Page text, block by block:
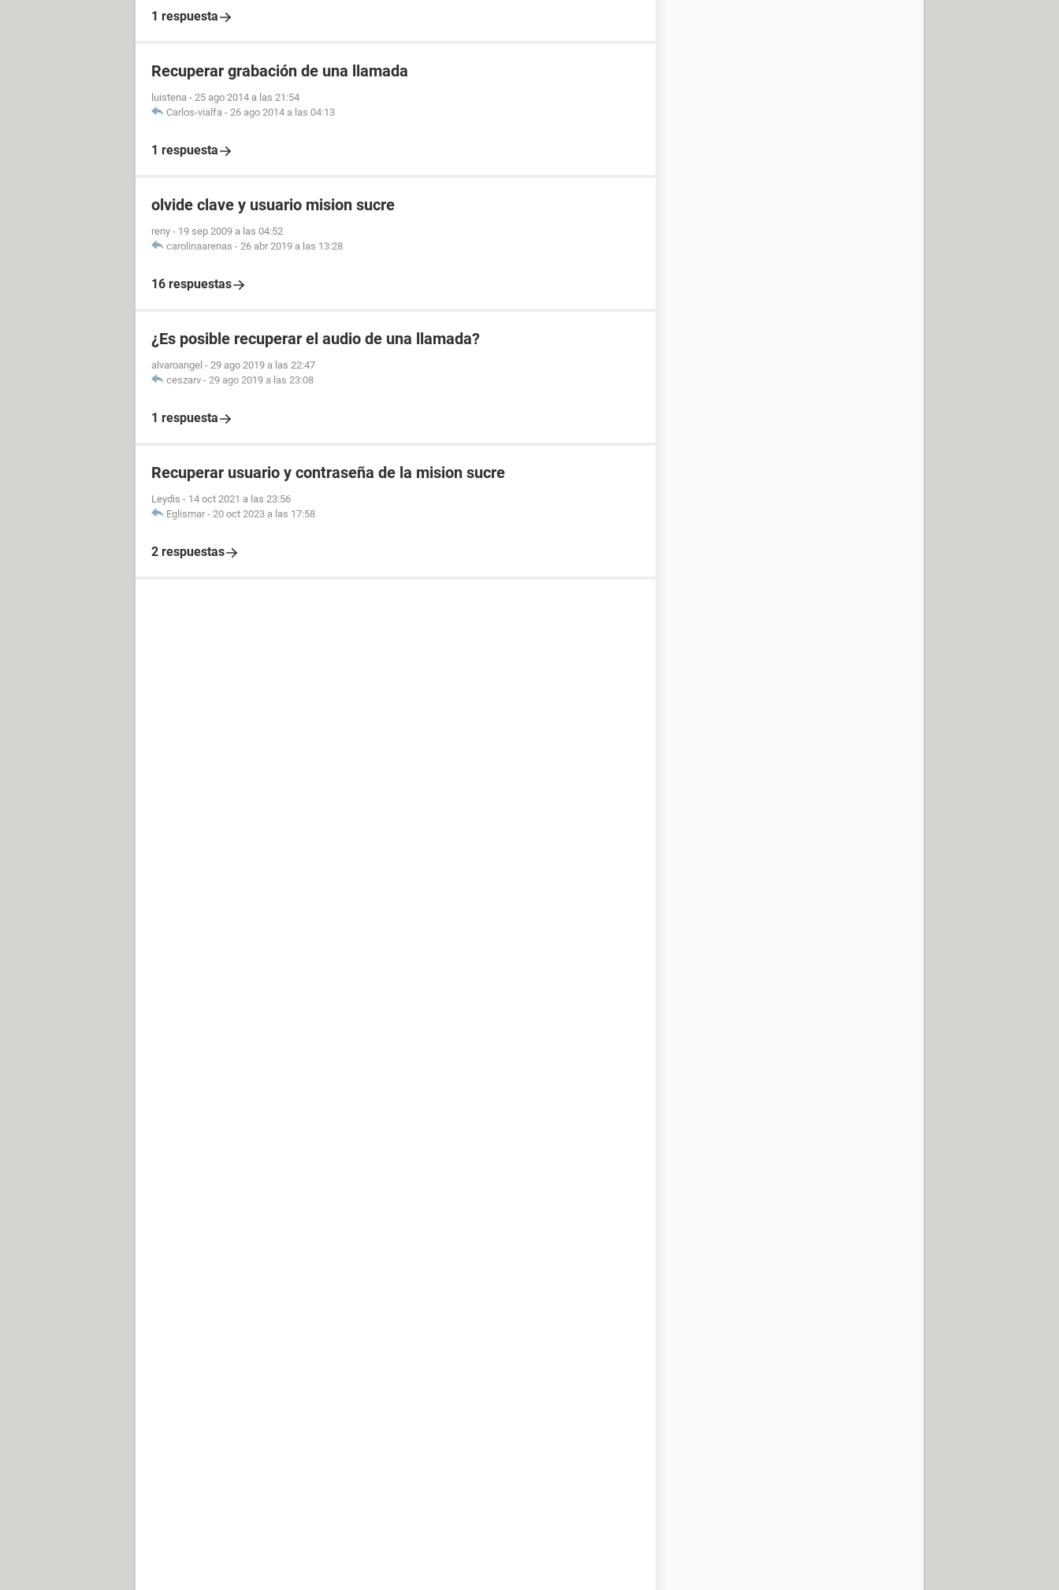
1 respuesta
Recuperar grabación de una llamada
luistena - 25 ago 2014 a las 21:54
Carlos-vialfa - 26 ago 2014 a las 04:13
1 respuesta
olvide clave y usuario mision sucre
reny - 19 sep 2009 a las 04:52
carolinaarenas - 26 abr 2019 a las 13:28
16 respuestas
¿Es posible recuperar el audio de una llamada?
alvaroangel - 29 ago 2019 a las 22:47
ceszarv - 29 ago 2019 a las 23:08
1 respuesta
Recuperar usuario y contraseña de la mision sucre
Leydis - 14 oct 2021 a las 23:56
Eglismar - 20 oct 2023 a las 17:58
2 respuestas